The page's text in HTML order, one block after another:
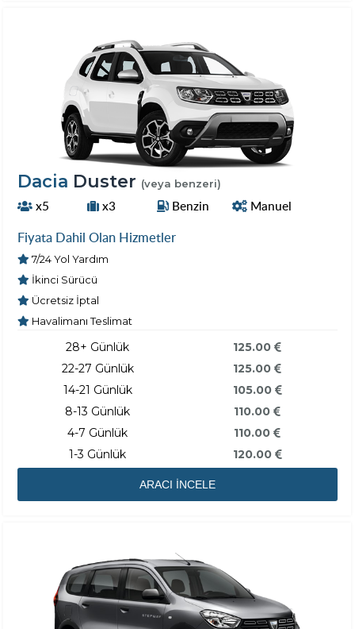
Dacia Duster (veya benzeri)
x5 x3 Benzin Manuel
Fiyata Dahil Olan Hizmetler
7/24 Yol Yardım
İkinci Sürücü
Ücretsiz İptal
Havalimanı Teslimat
28+ Günlük
22-27 Günlük
14-21 Günlük
8-13 Günlük
4-7 Günlük
1-3 Günlük
125.00
125.00
105.00
110.00
110.00
120.00
ARACI İNCELE